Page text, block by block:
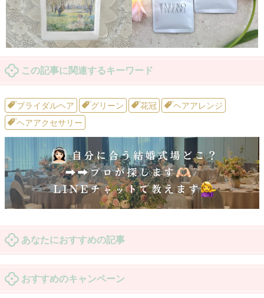
この記事に関連するキーワード
ブライダルヘア グリーン 花冠
ヘアアレンジ
ヘアアクセサリー
あなたにおすすめの記事
おすすめのキャンペーン